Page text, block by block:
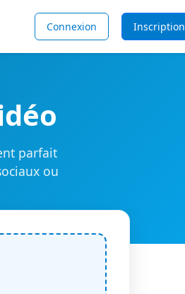
Connexion Inscription
parfait
ou